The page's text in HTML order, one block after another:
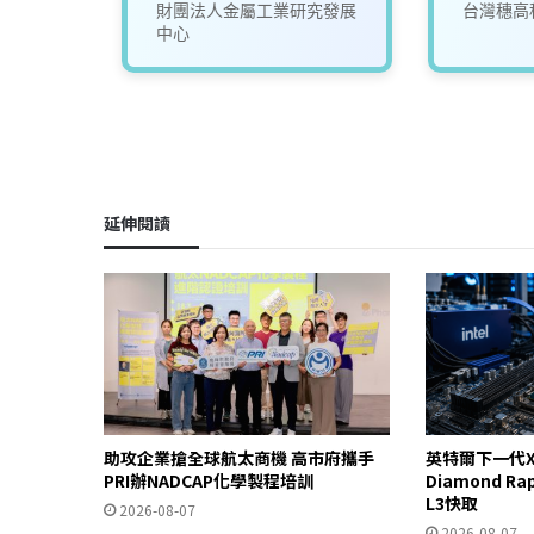
財團法人金屬工業研究發展
中心
台灣穗
延伸閱讀
助攻企業搶全球航太商機 高市府攜手
PRI辦NADCAP化學製程培訓
2026-08-07
英特爾下一代
Diamond
L3快取